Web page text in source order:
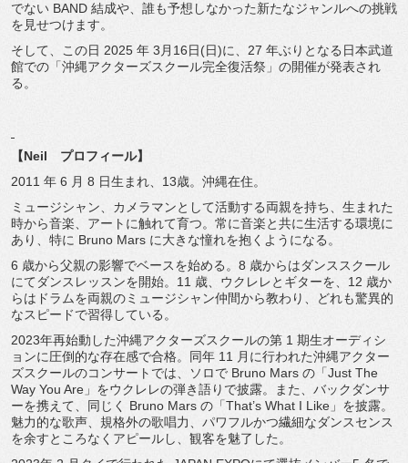
でない BAND 結成や、誰も予想しなかった新たなジャンルへの挑戦
を見せつけます。
そして、この日 2025 年 3月16日(日)に、27 年ぶりとなる日本武道
館での「沖縄アクターズスクール完全復活祭」の開催が発表され
る。
【Neil プロフィール】
2011 年 6 月 8 日生まれ、13歳。沖縄在住。
ミュージシャン、カメラマンとして活動する両親を持ち、生まれた
時から音楽、アートに触れて育つ。常に音楽と共に生活する環境に
あり、特に Bruno Mars に大きな憧れを抱くようになる。
6 歳から父親の影響でベースを始める。8 歳からはダンススクール
にてダンスレッスンを開始。11 歳、ウクレレとギターを、12 歳か
らはドラムを両親のミュージシャン仲間から教わり、どれも驚異的
なスピードで習得している。
2023年再始動した沖縄アクターズスクールの第 1 期生オーディシ
ョンに圧倒的な存在感で合格。同年 11 月に行われた沖縄アクター
ズスクールのコンサートでは、ソロで Bruno Mars の「Just The
Way You Are」をウクレレの弾き語りで披露。また、バックダンサ
ーを携えて、同じく Bruno Mars の「That’s What I Like」を披露。
魅力的な歌声、規格外の歌唱力、パワフルかつ繊細なダンスセンス
を余すところなくアピールし、観客を魅了した。